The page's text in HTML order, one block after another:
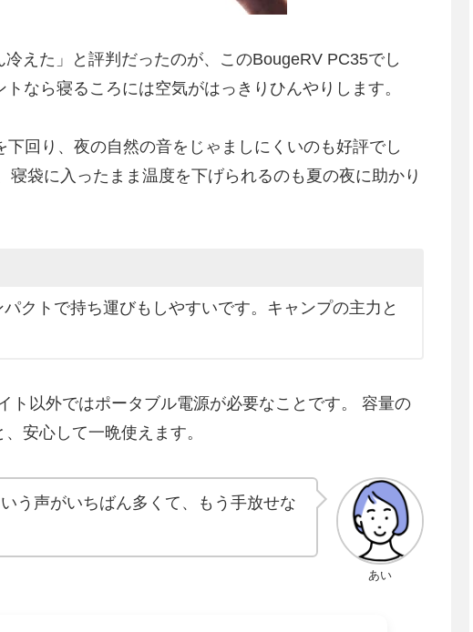
えた」と評判だったのが、このBougeRV PC35でし
なら寝るころには空気がはっきりひんやりします。
回り、夜の自然の音をじゃましにくいのも好評でし
袋に入ったまま温度を下げられるのも夏の夜に助かり
クトで持ち運びもしやすいです。キャンプの主力と
ト以外ではポータブル電源が必要なことです。 容量の
安心して一晩使えます。
あい
う声がいちばん多くて、もう手放せな